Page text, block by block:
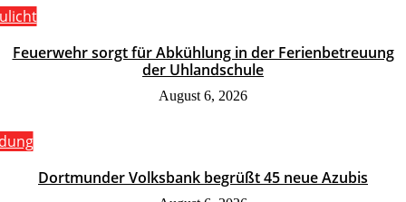
Feuerwehr sorgt für Abkühlung in der Ferienbetreuung
der Uhlandschule
August 6, 2026
Dortmunder Volksbank begrüßt 45 neue Azubis